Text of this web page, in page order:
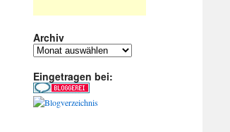
Archiv
Archiv
Eingetragen bei: